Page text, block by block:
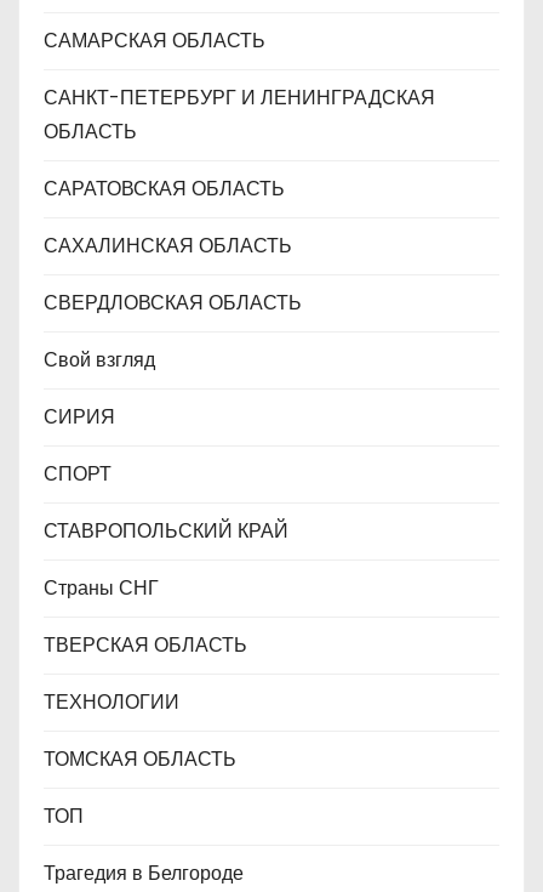
САМАРСКАЯ ОБЛАСТЬ
САНКТ-ПЕТЕРБУРГ И ЛЕНИНГРАДСКАЯ
ОБЛАСТЬ
САРАТОВСКАЯ ОБЛАСТЬ
САХАЛИНСКАЯ ОБЛАСТЬ
СВЕРДЛОВСКАЯ ОБЛАСТЬ
Свой взгляд
СИРИЯ
СПОРТ
СТАВРОПОЛЬСКИЙ КРАЙ
Страны СНГ
ТВЕРСКАЯ ОБЛАСТЬ
ТЕХНОЛОГИИ
ТОМСКАЯ ОБЛАСТЬ
ТОП
Трагедия в Белгороде